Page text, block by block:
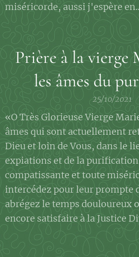
miséricorde, aussi j'espère
Prière à la vierge
les âmes du
25/10/2021
«O Très Glorieuse Vierge
âmes qui sont actuellement
Dieu et loin de Vous, dans le
expiations et de la
compatissante et toute
intercédez pour leur prompte
abrégez le temps douloureux
encore satisfaire à la Justice